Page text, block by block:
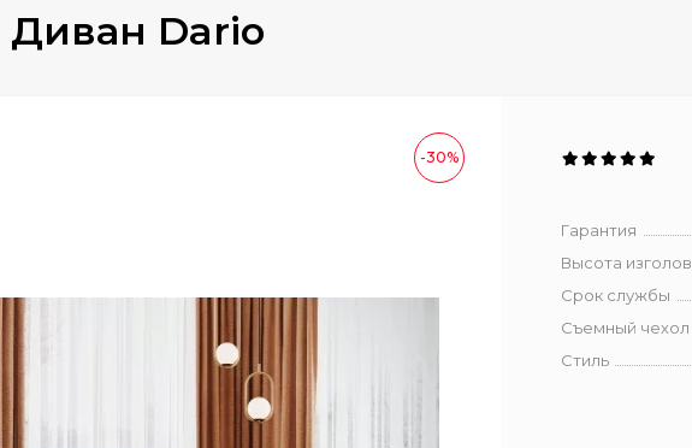
Диван Dario
-30%
Гарантия
Высота
Срок службы
Съемный чехол
Стиль